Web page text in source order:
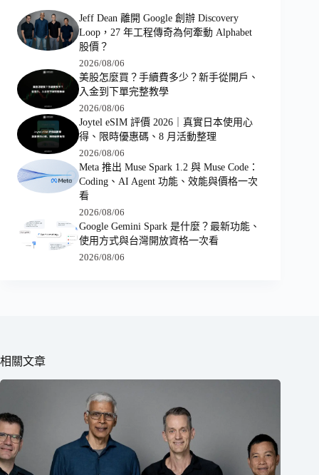
Jeff Dean 離開 Google 創辦 Discovery
Loop，27 年工程傳奇為何牽動 Alphabet
股價？
2026/08/06
美股怎麼買？手續費多少？新手從開戶、
入金到下單完整教學
2026/08/06
Joytel eSIM 評價 2026｜真實日本使用心
得、限時優惠碼、8 月活動整理
2026/08/06
Meta 推出 Muse Spark 1.2 與 Muse Code：
Coding、AI Agent 功能、效能與價格一次
看
2026/08/06
Google Gemini Spark 是什麼？最新功能、
使用方式與台灣開放資格一次看
2026/08/06
相關文章